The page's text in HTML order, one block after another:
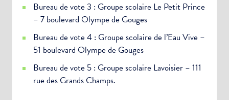
Bureau de vote 3 : Groupe scolaire Le Petit Prince
– 7 boulevard Olympe de Gouges
Bureau de vote 4 : Groupe scolaire de l’Eau Vive –
51 boulevard Olympe de Gouges
Bureau de vote 5 : Groupe scolaire Lavoisier – 111
rue des Grands Champs.